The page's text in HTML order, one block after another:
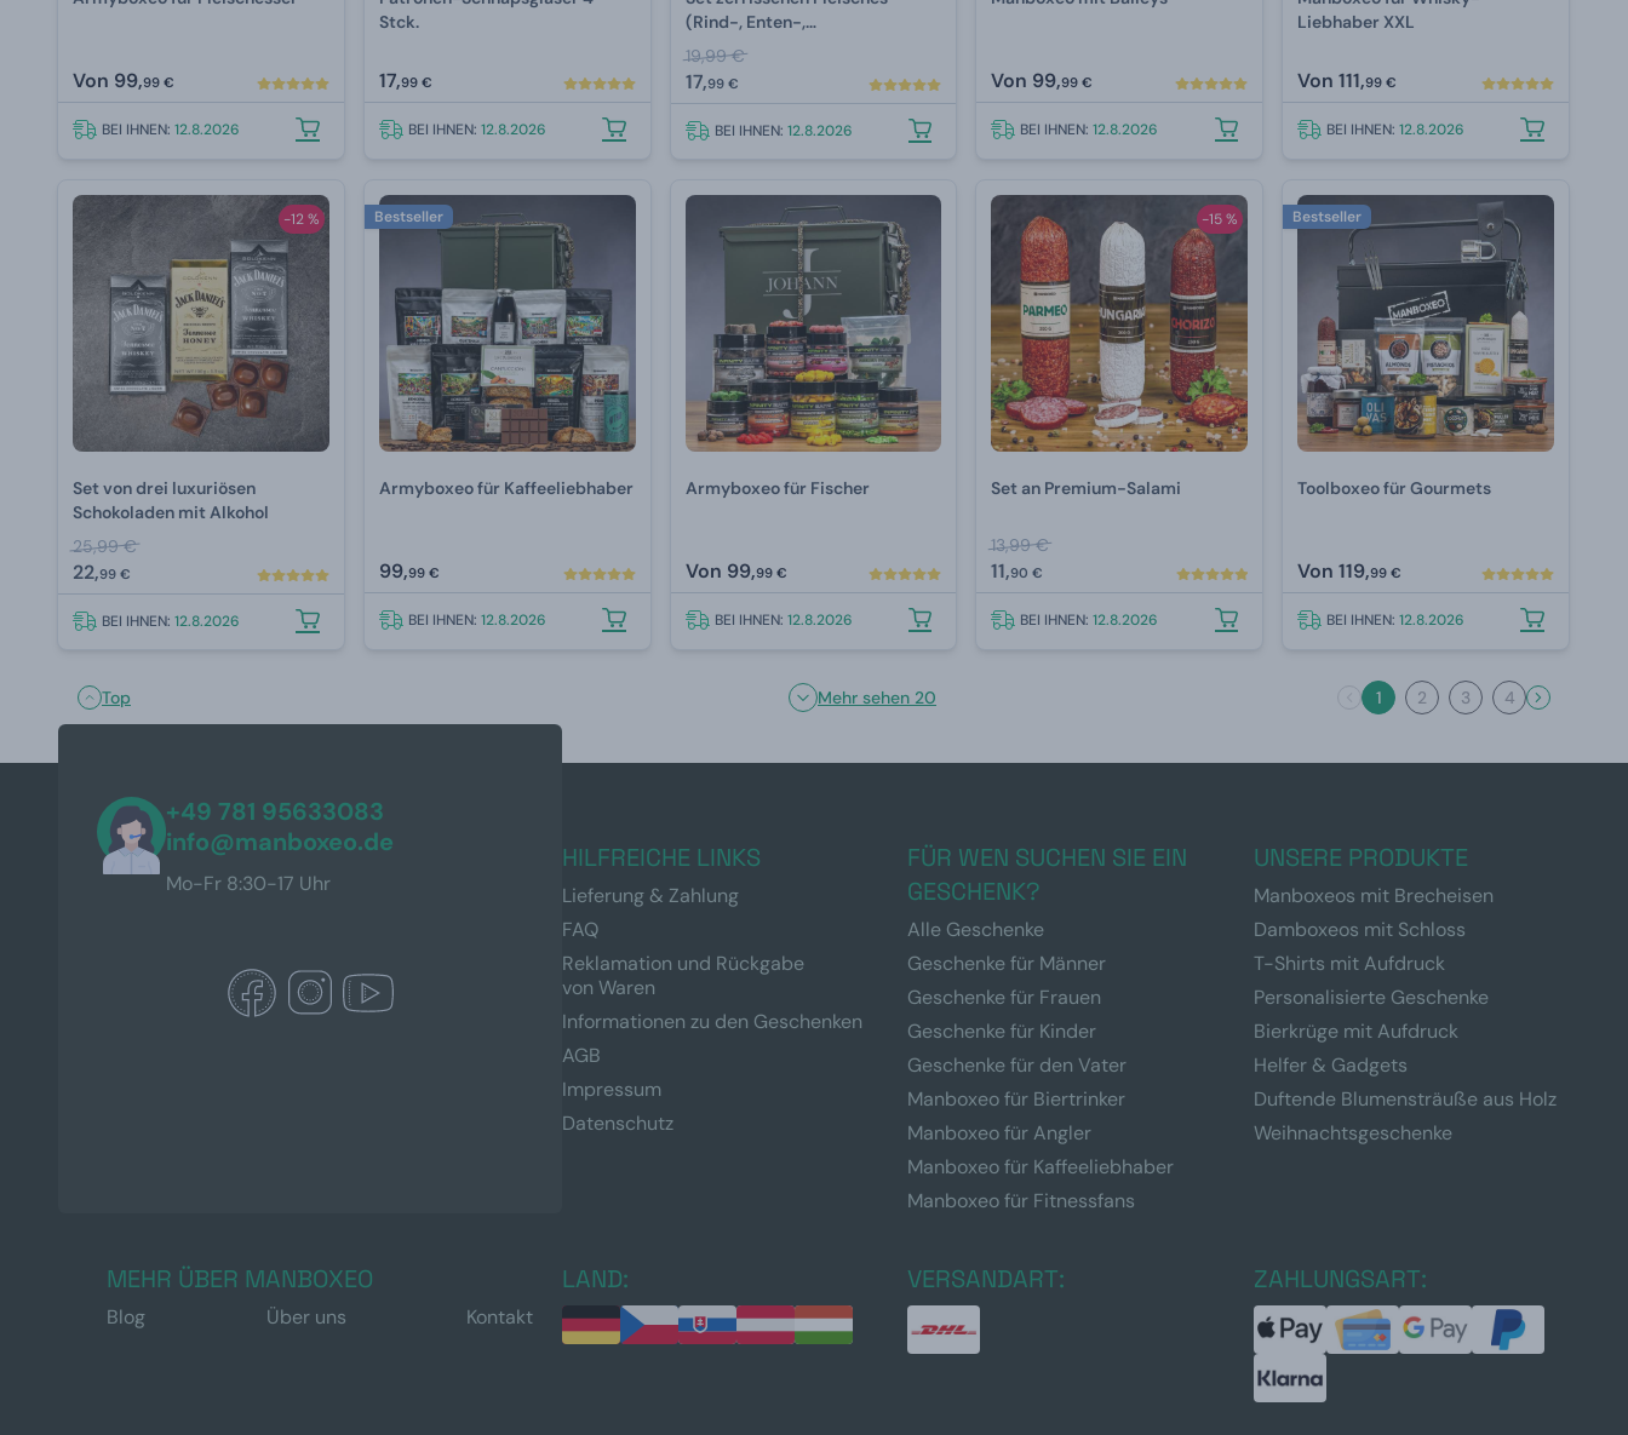
Von 99,99 €
BEI IHNEN: 12.8.2026
Stck.
17,99 €
BEI IHNEN: 12.8.2026
(Rind-, Enten-,
Schweinefleisch)
19,99 €
17,99 €
BEI IHNEN: 12.8.2026
Von 99,99 €
BEI IHNEN:12.8.2026
Liebhaber XXL
Von111,99 €
BEI IHNEN:12.8.2026
-12 %
Set von drei luxuriösen
Schokoladen mit Alkohol
25,99 €
22,99 €
BEI IHNEN: 12.8.2026
Bestseller
Armyboxeo für Kaffeeliebhaber
99,99 €
BEI IHNEN: 12.8.2026
Armyboxeo für Fischer
Von 99,99 €
BEI IHNEN: 12.8.2026
-15 %
Set an Premium-Salami
13,99 €
11,90 €
BEI IHNEN:12.8.2026
Bestseller
Toolboxeo für Gourmets
Von119,99 €
BEI IHNEN:12.8.2026
Top Mehr sehen 20 1 2 3 4
+49 781 95633083
info@manboxeo.de
Mo-Fr 8:30-17 Uhr
HILFREICHE LINKS
Lieferung & Zahlung
FAQ
Reklamation und Rückgabe
von Waren
Informationen zu den Geschenken
AGB
Impressum
Datenschutz
FÜR WEN SUCHEN SIE EIN
GESCHENK?
Alle Geschenke
Geschenke für Männer
Geschenke für Frauen
Geschenke für Kinder
Geschenke für den Vater
Manboxeo für Biertrinker
Manboxeo für Angler
Manboxeo für Kaffeeliebhaber
Manboxeo für Fitnessfans
UNSERE PRODUKTE
Manboxeos mit Brecheisen
Damboxeos mit Schloss
T-Shirts mit Aufdruck
Personalisierte Geschenke
Bierkrüge mit Aufdruck
Helfer & Gadgets
Duftende Blumensträuße aus Holz
Weihnachtsgeschenke
MEHR ÜBER MANBOXEO
Blog Über uns Kontakt
LAND: VERSANDART: ZAHLUNGSART: